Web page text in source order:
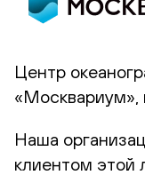
Центр
«Москвариум»,
Наша
клиентом этой